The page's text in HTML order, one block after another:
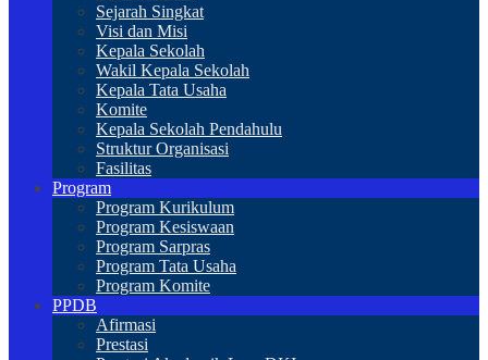
Sejarah Singkat
Visi dan Misi
Kepala Sekolah
Wakil Kepala Sekolah
Kepala Tata Usaha
Komite
Kepala Sekolah Pendahulu
Struktur Organisasi
Fasilitas
Program
Program Kurikulum
Program Kesiswaan
Program Sarpras
Program Tata Usaha
Program Komite
PPDB
Afirmasi
Prestasi